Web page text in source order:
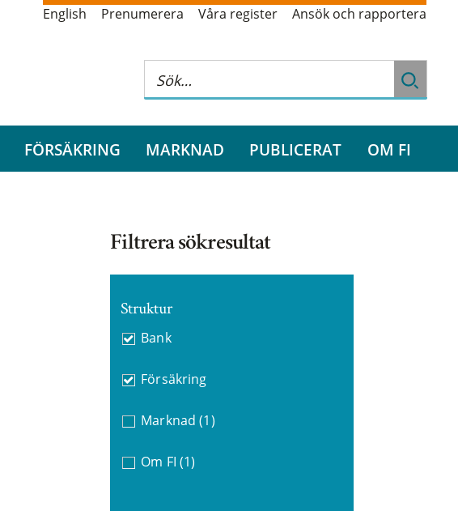
English Prenumerera Våra register Ansök och rapportera
FÖRSÄKRING MARKNAD PUBLICERAT OM FI
Filtrera sökresultat
Struktur
Bank
Försäkring
Marknad (1)
Om FI (1)